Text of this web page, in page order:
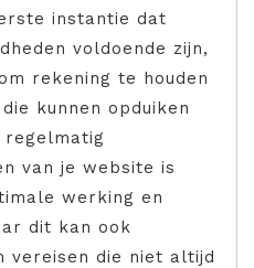
instantie dat
voldoende zijn,
rekening te houden
kunnen opduiken
van je website is
werking en
dit kan ook
vereisen die niet altijd